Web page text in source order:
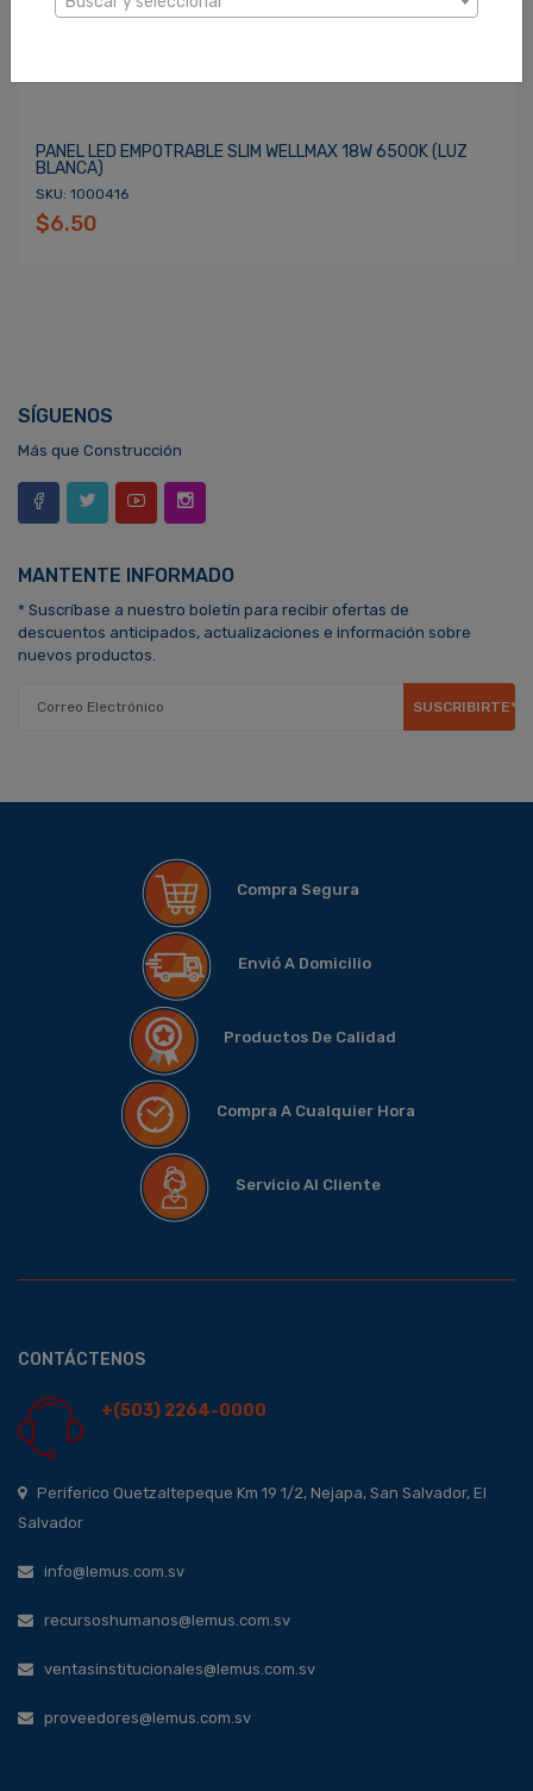
PANEL LED EMPOTRABLE SLIM WELLMAX 18W 6500K (LUZ
BLANCA)
SKU: 1000416
$6.50
SÍGUENOS
Más que Construcción
MANTENTE INFORMADO
* Suscríbase a nuestro boletín para recibir ofertas de
descuentos anticipados, actualizaciones e información sobre
nuevos productos.
SUSCRIBIRTE*
Compra Segura
Envió A Domicilio
Productos De Calidad
Compra A Cualquier Hora
Servicio Al Cliente
CONTÁCTENOS
+(503) 2264-0000
Periferico Quetzaltepeque Km 19 1/2, Nejapa, San Salvador, El
Salvador
info@lemus.com.sv
recursoshumanos@lemus.com.sv
ventasinstitucionales@lemus.com.sv
proveedores@lemus.com.sv